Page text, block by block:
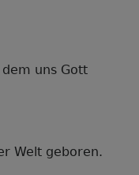
uns Gott
Welt geboren.